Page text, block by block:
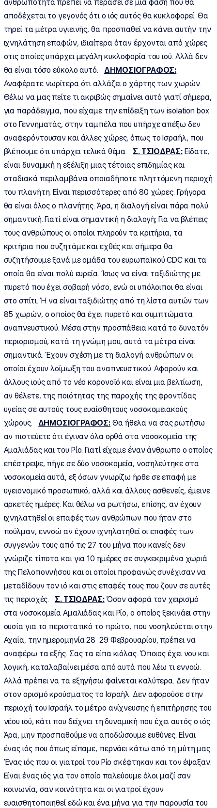
ανθρωπότητα πρέπει να περάσει σε μία φάση που θα
αποδέχεται το γεγονός ότι ο ιός αυτός θα κυκλοφορεί. Θα
τηρεί τα μέτρα υγιεινής, θα προσπαθεί να κάνει αυτήν την
ιχνηλάτηση επαφών, ιδιαίτερα όταν έρχονται από χώρες
στις οποίες υπάρχει μεγάλη κυκλοφορία του ιού. Αλλά δεν
θα είναι τόσο εύκολο αυτό. ΔΗΜΟΣΙΟΓΡΑΦΟΣ:
Αναφέρατε νωρίτερα ότι αλλάζει ο χάρτης των χωρών.
Θέλω να μας πείτε τι ακριβώς σημαίνει αυτό γιατί σήμερα,
για παράδειγμα, που είχαμε την επίδειξη των isolation box
στο Γεννηματάς, στην ταμπέλα που υπήρχε απέξω δεν
αναφερόντουσαν και άλλες χώρες, όπως το Ισραήλ, που
βλέπουμε ότι υπάρχει τελικά θέμα. Σ. ΤΣΙΟΔΡΑΣ:Είδατε,
είναι δυναμική η εξέλιξη μιας τέτοιας επιδημίας και
σταδιακά περιλαμβάνει οποιαδήποτε πληττόμενη περιοχή
του πλανήτη. Είναι περισσότερες από 80 χώρες. Γρήγορα
θα είναι όλος ο πλανήτης. Άρα, η διαλογή είναι πάρα πολύ
σημαντική. Γιατί είναι σημαντική η διαλογή; Για να βλέπεις
τους ανθρώπους οι οποίοι πληρούν τα κριτήρια, τα
κριτήρια που συζητάμε και εχθές και σήμερα θα
συζητήσουμε ξανά με ομάδα του ευρωπαϊκού CDC και τα
οποία θα είναι πολύ ευρεία. Ίσως να είναι ταξιδιώτης με
πυρετό που έχει σοβαρή νόσο, ενώ οι υπόλοιποι θα είναι
στο σπίτι. Ή να είναι ταξιδιώτης από τη λίστα αυτών των
85 χωρών, ο οποίος θα έχει πυρετό και συμπτώματα
αναπνευστικού. Μέσα στην προσπάθεια κατά το δυνατόν
περιορισμού, κατά τη γνώμη μου, αυτά τα μέτρα είναι
σημαντικά. Έχουν σχέση με τη διαλογή ανθρώπων οι
οποίοι έχουν λοίμωξη του αναπνευστικού. Αφορούν και
άλλους ιούς από το νέο κορονοϊό και είναι μια βελτίωση,
αν θέλετε, της ποιότητας της παροχής της φροντίδας
υγείας σε αυτούς τους ευαίσθητους νοσοκομειακούς
χώρους. ΔΗΜΟΣΙΟΓΡΑΦΟΣ: Θα ήθελα να σας ρωτήσω
αν πιστεύετε ότι έγιναν όλα ορθά στα νοσοκομεία της
Αμαλιάδας και του Ρίο. Γιατί είχαμε έναν άνθρωπο ο οποίος
επέστρεψε, πήγε σε δύο νοσοκομεία, νοσηλεύτηκε στα
νοσοκομεία αυτά, εξ όσων γνωρίζω ήρθε σε επαφή με
υγειονομικό προσωπικό, αλλά και άλλους ασθενείς, έμεινε
αρκετές ημέρες. Και θέλω να ρωτήσω, επίσης, αν έχουν
ιχνηλατηθεί οι επαφές των ανθρώπων που ήταν στο
πούλμαν, εννοώ αν έχουν ιχνηλατηθεί οι επαφές των
συγγενών τους από τις 27 του μήνα που κανείς δεν
γνώριζε τίποτα και για 10 ημέρες σε συγκεκριμένα χωριά
της Πελοποννήσου και οι οποίοι προφανώς συνέχισαν να
μεταδίδουν τον ιό και στις επαφές τους που ζουν σε αυτές
τις περιοχές. Σ. ΤΣΙΟΔΡΑΣ:Όσον αφορά τον χειρισμό
στα νοσοκομεία Αμαλιάδας και Ρίο, ο οποίος ξεκινάει στην
ουσία για το περιστατικό το πρώτο, που νοσηλεύεται στην
Αχαΐα, την ημερομηνία 28–29 Φεβρουαρίου, πρέπει να
αναφέρω τα εξής. Σας τα είπα κιόλας. Όποιος έχει νου και
λογική, καταλαβαίνει μέσα από αυτά που λέω τι εννοώ.
Αλλά πρέπει να τα εξηγήσω φαίνεται καλύτερα. Δεν ήταν
στον ορισμό κρούσματος το Ισραήλ. Δεν αφορούσε στην
περιοχή του Ισραήλ το μέτρο ανίχνευσης ή επιτήρησης του
νέου ιού, κάτι που δείχνει τη δυναμική που έχει αυτός ο ιός.
Άρα, μην προσπαθούμε να αποδώσουμε ευθύνες. Είναι
ένας ιός που όπως είπαμε, περνάει κάτω από τη μύτη μας.
Ένας ιός που οι γιατροί του Ρίο σκέφτηκαν και τον έψαξαν.
Είναι ένας ιός για τον οποίο παλεύουμε όλοι μαζί σαν
κοινωνία, σαν κοινότητα και οι γιατροί έχουν
ευαισθητοποιηθεί εδώ και ένα μήνα για την παρουσία του